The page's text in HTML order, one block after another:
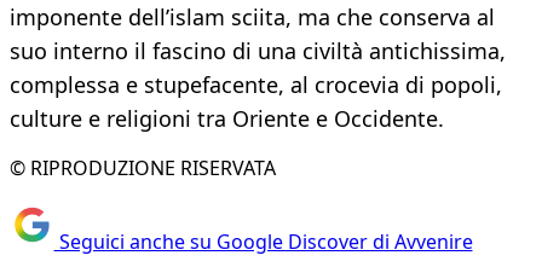
imponente dell’islam sciita, ma che conserva al
suo interno il fascino di una civiltà antichissima,
complessa e stupefacente, al crocevia di popoli,
culture e religioni tra Oriente e Occidente.
© RIPRODUZIONE RISERVATA
Seguici anche su Google Discover di Avvenire